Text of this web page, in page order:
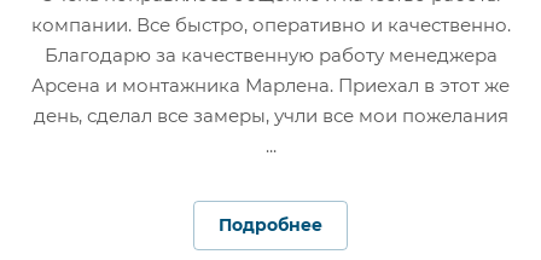
компании. Все быстро, оперативно и качественно.
Благодарю за качественную работу менеджера
Арсена и монтажника Марлена. Приехал в этот же
день, сделал все замеры, учли все мои пожелания
...
Подробнее